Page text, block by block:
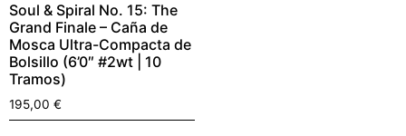
Soul & Spiral No. 15: The
Grand Finale – Caña de
Mosca Ultra-Compacta de
Bolsillo (6’0″ #2wt | 10
Tramos)
195,00 €